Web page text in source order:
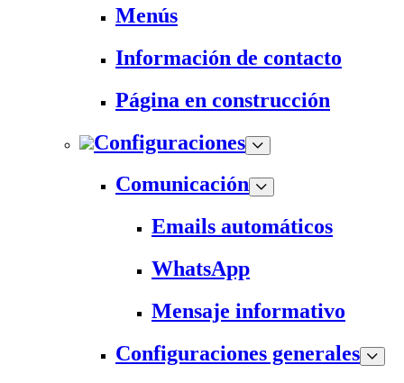
Menús
Información de contacto
Página en construcción
Configuraciones
Comunicación
Emails automáticos
WhatsApp
Mensaje informativo
Configuraciones generales